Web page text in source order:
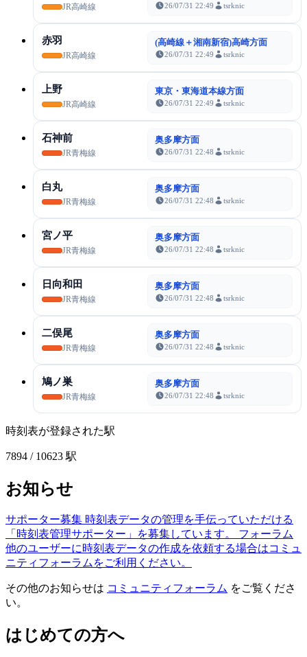
JR高崎線 26/07/31 22:49 tsrknic
赤羽
JR高崎線
(高崎線＋湘南新宿)高崎方面
26/07/31 22:49 tsrknic
上野
JR高崎線
東京・東海道本線方面
26/07/31 22:49 tsrknic
石神前
JR青梅線
奥多摩方面
26/07/31 22:48 tsrknic
白丸
JR青梅線
奥多摩方面
26/07/31 22:48 tsrknic
宮ノ平
JR青梅線
奥多摩方面
26/07/31 22:48 tsrknic
日向和田
JR青梅線
奥多摩方面
26/07/31 22:48 tsrknic
二俣尾
JR青梅線
奥多摩方面
26/07/31 22:48 tsrknic
鳩ノ巣
JR青梅線
奥多摩方面
26/07/31 22:48 tsrknic
時刻表が登録された駅
7894 / 10623 駅
お知らせ
サポーター募集 時刻表データの管理を手伝っていただける
「時刻表管理サポーター」を募集しています。
フォーラム
他のユーザーに時刻表データの作成を依頼する場合はコミュ
ニティフォーラムをご利用ください。
その他のお知らせは コミュニティフォーラム をご覧くださ
い。
はじめての方へ